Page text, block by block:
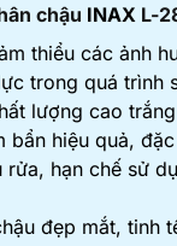
chậu INAX L-
thiểu các ảnh
trong quá trình
lượng cao
bẩn hiệu quả,
rửa, hạn chế sử
đẹp mắt, tinh